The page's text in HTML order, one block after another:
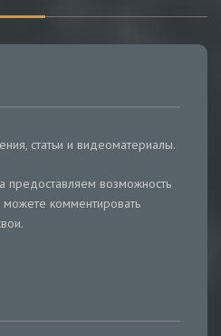
статьи и видеоматериалы.
предоставляем возможность
комментировать